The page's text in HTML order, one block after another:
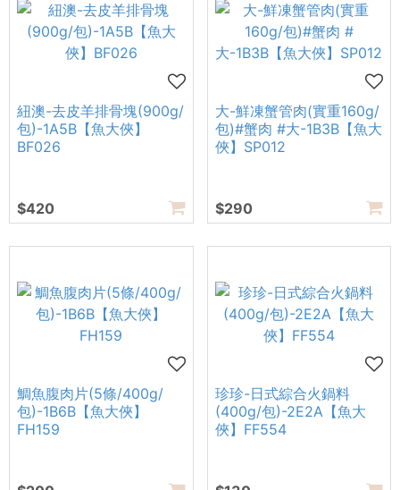
紐澳-去皮羊排骨塊(900g/
包)-1A5B【魚大俠】
BF026
$420
大-鮮凍蟹管肉(實重160g/
包)#蟹肉 #大-1B3B【魚大
俠】SP012
$290
鯛魚腹肉片(5條/400g/
包)-1B6B【魚大俠】
FH159
珍珍-日式綜合火鍋料
(400g/包)-2E2A【魚大
俠】FF554